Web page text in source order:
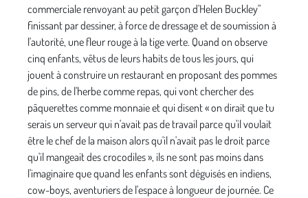
commerciale renvoyant au petit garçon d'Helen Buckley"
finissant par dessiner, à force de dres­sage et de soumission à
l'autorité, une fleur rouge à la tige verte. Quand on observe
cinq enfants, vêtus de leurs habits de tous les jours, qui
jouent à construire un restaurant en proposant des pommes
de pins, de l'herbe comme repas, qui vont chercher des
pâquerettes comme monnaie et qui disent « on dirait que tu
serais un serveur qui n'avait pas de travail parce qu'il voulait
être le chef de la maison alors qu'il n'avait pas le droit parce
qu'il mangeait des crocodiles », ils ne sont pas moins dans
l'imaginaire que quand les enfants sont déguisés en indiens,
cow-boys, aventuriers de l'espace à longueur de journée. Ce